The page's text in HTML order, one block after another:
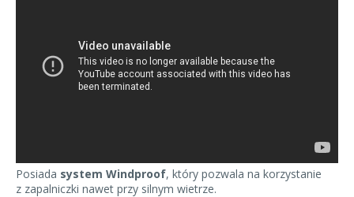
Posiada system Windproof, który pozwala na korzystanie
z zapalniczki nawet przy silnym wietrze.